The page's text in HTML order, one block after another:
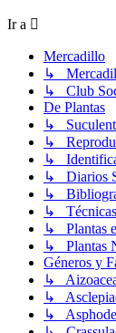
Ir a
Mercadillo
↳
↳ Club
De Plantas
↳
↳
↳
↳ Diarios
↳
↳ Técnicas
↳ Plantas
↳ Plantas
Géneros y
↳
↳
↳